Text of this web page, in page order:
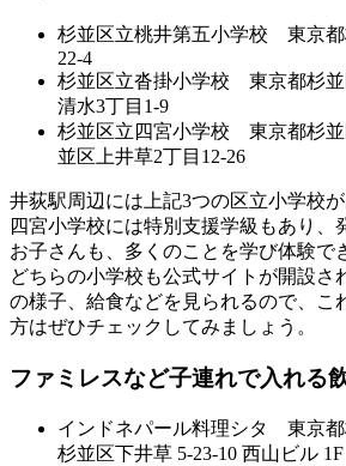
杉並区立桃井第五小学校 東京都
22-4
杉並区立沓掛小学校 東京都杉並
清水3丁目1-9
杉並区立四宮小学校 東京都杉並
並区上井草2丁目12-26
井荻駅周辺には上記3つの区立小学校が
四宮小学校には特別支援学級 もあり、
お子さんも、多くのことを学び体験で
どちらの小学校も公式サイトが開設さ
の様子、給食などを見られるので、こ
方はぜひチェックしてみましょう。
ファミレスなど子連れで入れる
インドネパール料理シタ 東京都
杉並区下井草 5-23-10 西山ビル 1F